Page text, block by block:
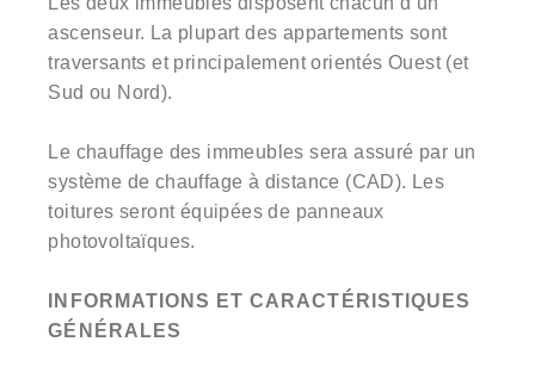
ascenseur. La plupart des appartements sont
traversants et principalement orientés Ouest (et
Sud ou Nord).
Le chauffage des immeubles sera assuré par un
système de chauffage à distance (CAD). Les
toitures seront équipées de panneaux
photovoltaïques.
INFORMATIONS ET CARACTÉRISTIQUES
GÉNÉRALES